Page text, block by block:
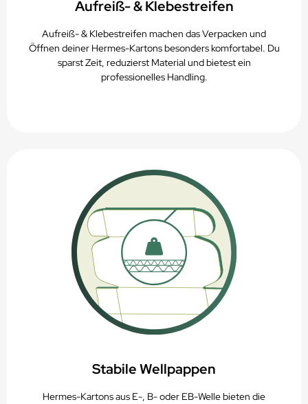
Aufreiß- & Klebestreifen
Aufreiß- & Klebestreifen machen das Verpacken und
Öffnen deiner Hermes-Kartons besonders komfortabel. Du
sparst Zeit, reduzierst Material und bietest ein
professionelles Handling.
Stabile Wellpappen
Hermes-Kartons aus E-, B- oder EB-Welle bieten die